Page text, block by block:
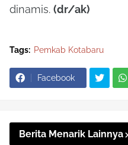
dinamis. (dr/ak)
Tags: Pemkab Kotabaru
Facebook
Berita Menarik Lainnya